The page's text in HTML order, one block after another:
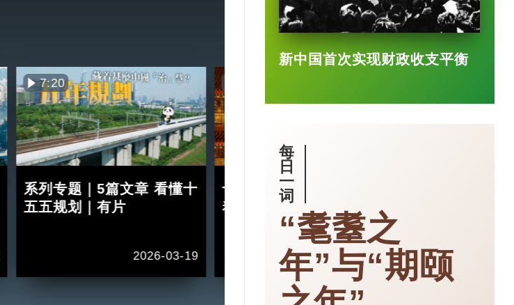
7:20
系列专题｜5篇文章 看懂十
五五规划｜有片
2026-03-19
十五五规划｜五年规划 藏
着什么中国“治”慧？
2026-03-18
新中国首次实现财政收支平衡
每
日
一
词
“耄耋之
年”与“期颐